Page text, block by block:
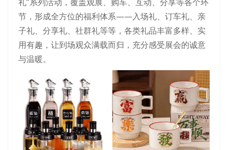
节，形成全方位的福利体系——入场礼、订车礼、亲
子礼、分享礼、社群礼等等，各类礼品丰富多样、实
用有趣，让到场观众满载而归，充分感受展会的诚意
与温暖。